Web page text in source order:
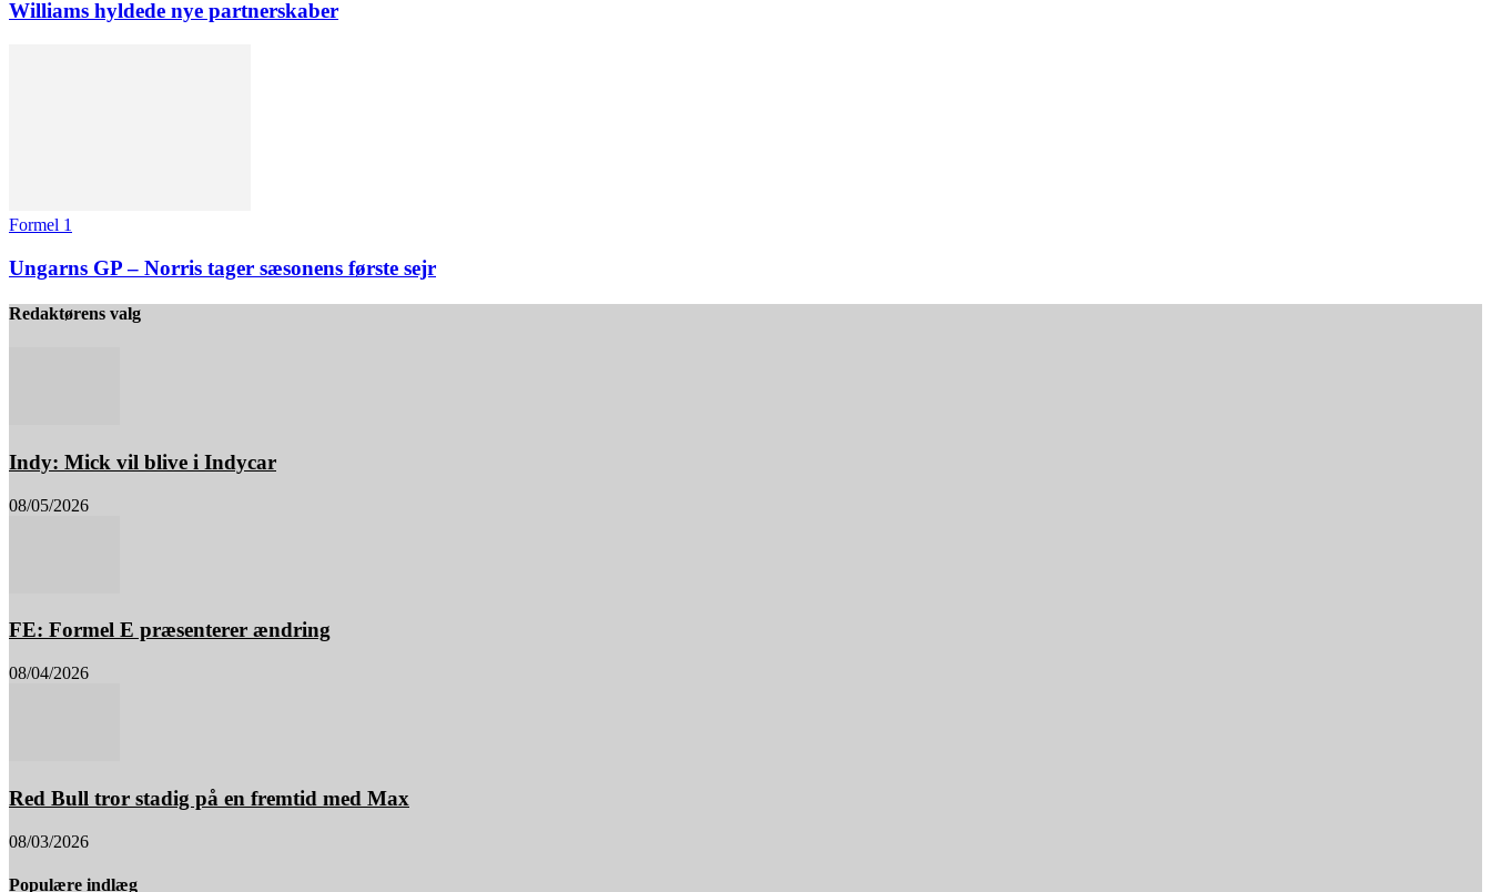
Williams hyldede nye partnerskaber
Formel 1
Ungarns GP – Norris tager sæsonens første sejr
Redaktørens valg
Indy: Mick vil blive i Indycar
08/05/2026
FE: Formel E præsenterer ændring
08/04/2026
Red Bull tror stadig på en fremtid med Max
08/03/2026
Populære indlæg